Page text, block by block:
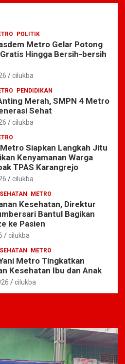
POLITIK
Metro Gelar Potong
Hingga Bersih-bersih
cilukba
PENDIDIKAN
Merah, SMPN 4 Metro
Sehat
cilukba
Siapkan Langkah Jitu
Kenyamanan Warga
TPAS Karangrejo
cilukba
METRO
Kesehatan, Direktur
Bantul Bagikan
ke Pasien
cilukba
METRO
Metro Tingkatkan
Kesehatan Ibu dan Anak
cilukba